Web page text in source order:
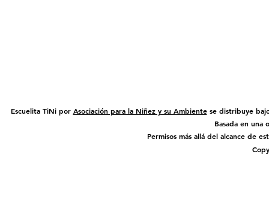
Escuelita TiNi por Asociación para la Niñez y su Ambientese distribuye
Basada en una
Permisos más allá del alcance de